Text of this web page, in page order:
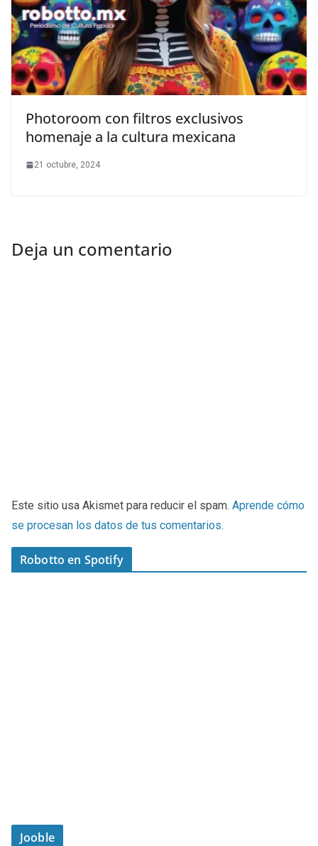
Photoroom con filtros exclusivos
homenaje a la cultura mexicana
21 octubre, 2024
Deja un comentario
Este sitio usa Akismet para reducir el spam. Aprende cómo
se procesan los datos de tus comentarios.
Robotto en Spotify
Jooble